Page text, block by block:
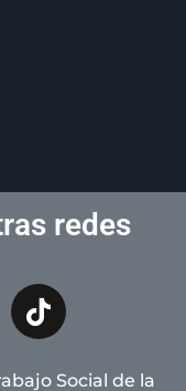
redes
Social de la